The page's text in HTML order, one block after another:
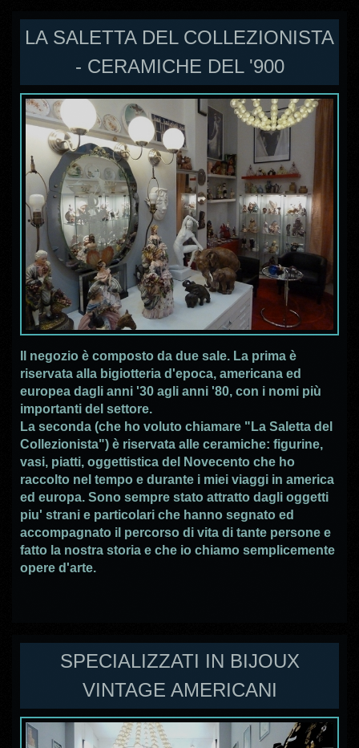
LA SALETTA DEL COLLEZIONISTA
- CERAMICHE DEL '900
Il negozio è composto da due sale. La prima è
riservata alla bigiotteria d'epoca, americana ed
europea dagli anni '30 agli anni '80, con i nomi più
importanti del settore.
La seconda (che ho voluto chiamare "La Saletta del
Collezionista") è riservata alle ceramiche: figurine,
vasi, piatti, oggettistica del Novecento che ho
raccolto nel tempo e durante i miei viaggi in america
ed europa. Sono sempre stato attratto dagli oggetti
piu' strani e particolari che hanno segnato ed
accompagnato il percorso di vita di tante persone e
fatto la nostra storia e che io chiamo semplicemente
opere d'arte.
SPECIALIZZATI IN BIJOUX
VINTAGE AMERICANI